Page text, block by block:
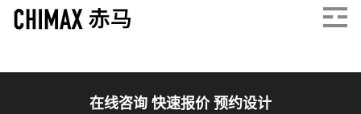
在线咨询 快速报价 预约设计